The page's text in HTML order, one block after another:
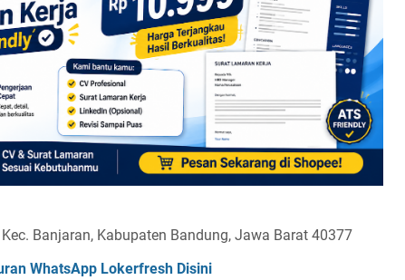
Banjaran, Kabupaten Bandung, Jawa Barat 40377
WhatsApp Lokerfresh Disini